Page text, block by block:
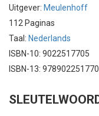
Uitgever: Meulenhoff
112 Paginas
Taal: Nederlands
ISBN-10: 9022517705
ISBN-13: